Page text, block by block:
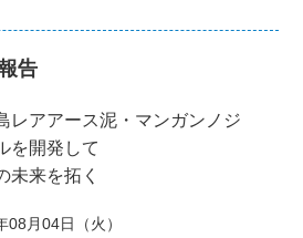
告
レアアース泥・マンガンノジ
を開発して
未来を拓く
08月04日（火）